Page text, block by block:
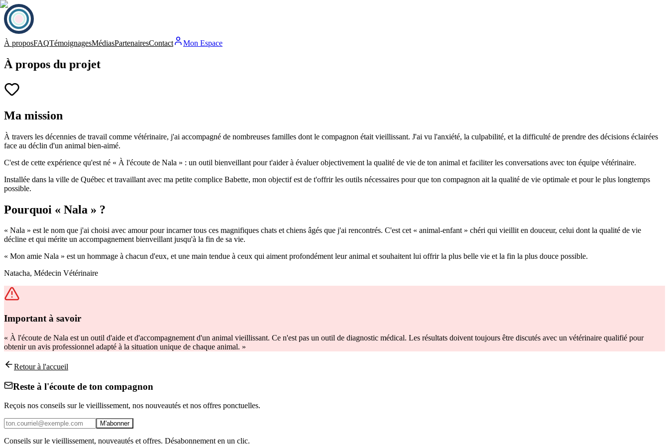
À proposFAQTémoignagesMédiasPartenairesContact Mon Espace
À propos du projet
Ma mission
À travers les décennies de travail comme vétérinaire, j'ai accompagné de nombreuses familles dont le compagnon était vieillissant. J'ai vu l'anxiété, la culpabilité, et la difficulté de prendre des décisions éclairées
face au déclin d'un animal bien-aimé.
C'est de cette expérience qu'est né « À l'écoute de Nala » : un outil bienveillant pour t'aider à évaluer objectivement la qualité de vie de ton animal et faciliter les conversations avec ton équipe vétérinaire.
Installée dans la ville de Québec et travaillant avec ma petite complice Babette, mon objectif est de t'offrir les outils nécessaires pour que ton compagnon ait la qualité de vie optimale et pour le plus longtemps
possible.
Pourquoi « Nala » ?
« Nala » est le nom que j'ai choisi avec amour pour incarner tous ces magnifiques chats et chiens âgés que j'ai rencontrés. C'est cet « animal-enfant » chéri qui vieillit en douceur, celui dont la qualité de vie
décline et qui mérite un accompagnement bienveillant jusqu'à la fin de sa vie.
« Mon amie Nala » est un hommage à chacun d'eux, et une main tendue à ceux qui aiment profondément leur animal et souhaitent lui offrir la plus belle vie et la fin la plus douce possible.
Natacha, Médecin Vétérinaire
Important à savoir
« À l'écoute de Nala est un outil d'aide et d'accompagnement d'un animal vieillissant. Ce n'est pas un outil de diagnostic médical. Les résultats doivent toujours être discutés avec un vétérinaire qualifié pour
obtenir un avis professionnel adapté à la situation unique de chaque animal. »
Retour à l'accueil
Reste à l'écoute de ton compagnon
Reçois nos conseils sur le vieillissement, nos nouveautés et nos offres ponctuelles.
M'abonner
Conseils sur le vieillissement, nouveautés et offres. Désabonnement en un clic.